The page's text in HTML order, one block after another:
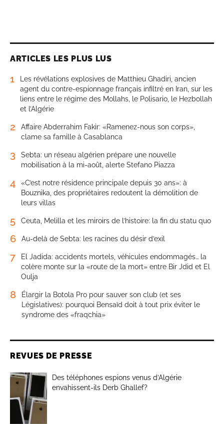
ARTICLES LES PLUS LUS
1
Les révélations explosives de Matthieu Ghadiri, ancien
agent du contre-espionnage français infiltré en Iran, sur les
liens entre le régime des Mollahs, le Polisario, le Hezbollah
et l’Algérie
2
Affaire Abderrahim Fakir: «Ramenez-nous son corps»,
clame sa famille à Casablanca
3
Sebta: un réseau algérien prépare une nouvelle
mobilisation à la mi-août, alerte Stefano Piazza
4
«C’est notre résidence principale depuis 30 ans»: à
Bouznika, des propriétaires redoutent la démolition de
leurs villas
5 Ceuta, Melilla et les miroirs de l’histoire: la fin du statu quo
6 Au-delà de Sebta: les racines du désir d’exil
7
El Jadida: accidents mortels, véhicules endommagés… la
colère monte sur la «route de la mort» entre Bir Jdid et El
Oulja
8
Élargir la Botola Pro pour sauver son club (et ses
Législatives): pourquoi Bensaïd doit à tout prix éviter le
syndrome des «fraqchia»
REVUES DE PRESSE
Des téléphones espions venus d’Algérie
envahissent-ils Derb Ghallef?